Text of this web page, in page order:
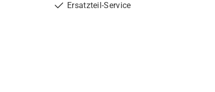
Ersatzteil-Service